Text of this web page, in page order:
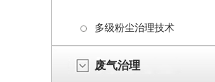
多级粉尘治理技术
废气治理